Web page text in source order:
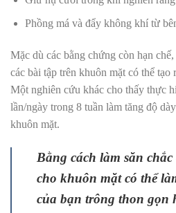
Phồng má và đẩy không khí từ
Mặc dù các bằng chứng còn hạn
các bài tập trên khuôn mặt có thể tạo
Một nghiên cứu khác cho thấy thực
lần/ngày trong 8 tuần làm tăng độ
khuôn mặt.
Bằng cách làm săn
cho khuôn mặt có thể
của bạn trông thon gọn